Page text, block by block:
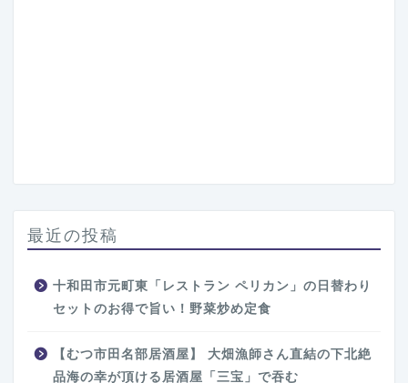
最近の投稿
十和田市元町東「レストラン ペリカン」の日替わり
セットのお得で旨い！野菜炒め定食
【むつ市田名部居酒屋】 大畑漁師さん直結の下北絶
品海の幸が頂ける居酒屋「三宝」で吞む